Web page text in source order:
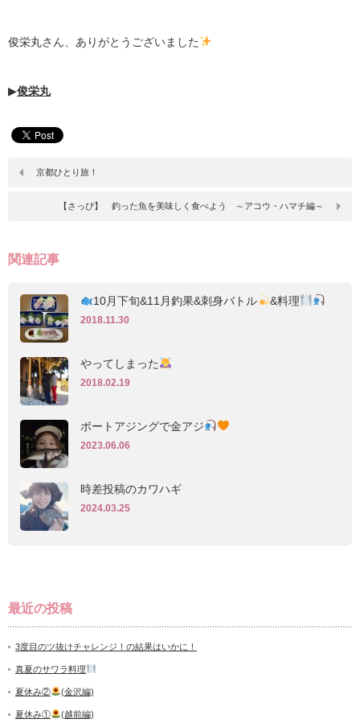
俊栄丸さん、ありがとうございました
▶︎俊栄丸
京都ひとり旅！
【さっぴ】 釣った魚を美味しく食べよう ～アコウ・ハマチ編～
関連記事
10月下旬&11月釣果&刺身バトル &料理
2018.11.30
やってしまった
2018.02.19
ボートアジングで金アジ
2023.06.06
時差投稿のカワハギ
2024.03.25
最近の投稿
3度目のツ抜けチャレンジ！の結果はいかに！
真夏のサワラ料理
夏休み② (金沢編)
夏休み① (越前編)